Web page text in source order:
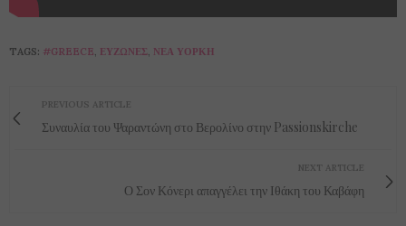
TAGS: #‎GREECE, ΕΎΖΩΝΕΣ, ΝΈΑ ΥΌΡΚΗ
PREVIOUS ARTICLE
Συναυλία του Ψαραντώνη στο Βερολίνο στην Passionskirche
NEXT ARTICLE
Ο Σον Κόνερι απαγγέλει την Ιθάκη του Καβάφη